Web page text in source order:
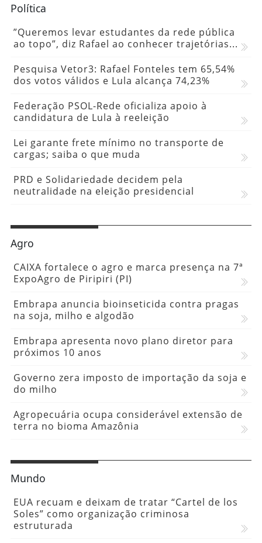
Política
”Queremos levar estudantes da rede pública
ao topo”, diz Rafael ao conhecer trajetórias...
Pesquisa Vetor3: Rafael Fonteles tem 65,54%
dos votos válidos e Lula alcança 74,23%
Federação PSOL-Rede oficializa apoio à
candidatura de Lula à reeleição
Lei garante frete mínimo no transporte de
cargas; saiba o que muda
PRD e Solidariedade decidem pela
neutralidade na eleição presidencial
Agro
CAIXA fortalece o agro e marca presença na 7ª
ExpoAgro de Piripiri (PI)
Embrapa anuncia bioinseticida contra pragas
na soja, milho e algodão
Embrapa apresenta novo plano diretor para
próximos 10 anos
Governo zera imposto de importação da soja e
do milho
Agropecuária ocupa considerável extensão de
terra no bioma Amazônia
Mundo
EUA recuam e deixam de tratar “Cartel de los
Soles” como organização criminosa
estruturada